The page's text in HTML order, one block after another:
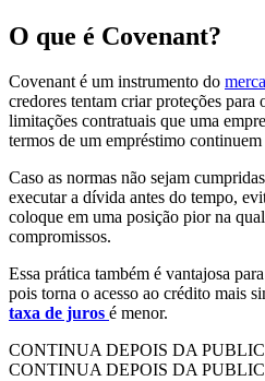
O que é Covenant?
Covenant é um instrumento do
credores tentam criar proteções para
limitações contratuais que uma
termos de um empréstimo
Caso as normas não sejam
executar a dívida antes do tempo,
coloque em uma posição pior na
compromissos.
Essa prática também é vantajosa
pois torna o acesso ao crédito mais
taxa de juros é menor.
CONTINUA DEPOIS DA
CONTINUA DEPOIS DA